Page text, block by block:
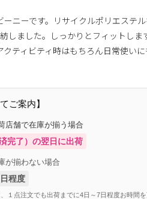
ニーです。リサイクルポリエステ
しました。しっかりとフィットし
ティビティ時はもちろん日常使いに
ご案内】
店舗で在庫が揃う場合
完了）の翌日に出荷
が揃わない場合
程度
１点注文でも出荷までに4日～7日程度お時間